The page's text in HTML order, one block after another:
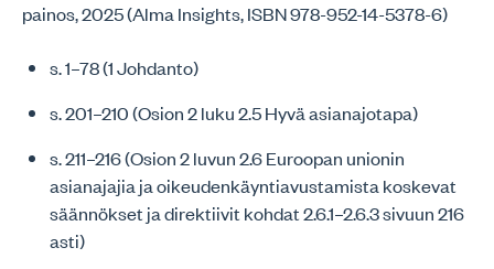
painos, 2025 (Alma Insights, ISBN 978-952-14-5378-6)
s. 1–78 (1 Johdanto)
s. 201–210 (Osion 2 luku 2.5 Hyvä asianajotapa)
s. 211–216 (Osion 2 luvun 2.6 Euroopan unionin
asianajajia ja oikeudenkäyntiavustamista koskevat
säännökset ja direktiivit kohdat 2.6.1–2.6.3 sivuun 216
asti)